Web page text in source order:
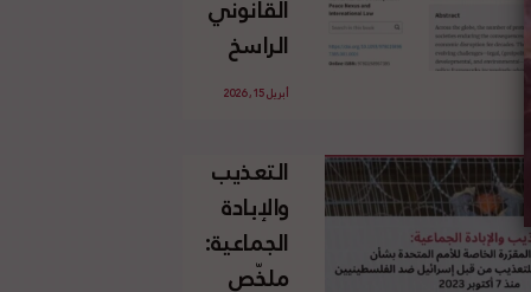
الإسرائيلي
غير
القانوني
الفلسطينية
القانوني
الراسخ
للاجئين
وحقهم
في العودة
بموجب
القانون
أبريل 15, 2026
التعذيب
والإبادة
الجماعية:
ملخّص